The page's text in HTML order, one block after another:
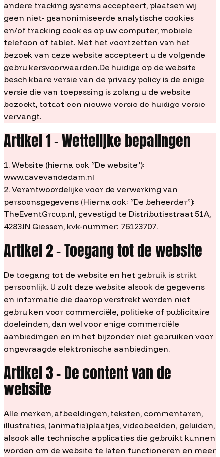
andere tracking systems accepteert, plaatsen wij
geen niet- geanonimiseerde analytische cookies
en/of tracking cookies op uw computer, mobiele
telefoon of tablet. Met het voortzetten van het
bezoek van deze website accepteert u de volgende
gebruikersvoorwaarden.De huidige op de website
beschikbare versie van de privacy policy is de enige
versie die van toepassing is zolang u de website
bezoekt, totdat een nieuwe versie de huidige versie
vervangt.
Artikel 1 – Wettelijke bepalingen
1. Website (hierna ook “De website”):
www.davevandedam.nl
2. Verantwoordelijke voor de verwerking van
persoonsgegevens (Hierna ook: “De beheerder”):
TheEventGroup.nl, gevestigd te Distributiestraat 51A,
4283JN Giessen, kvk-nummer: 76123707.
Artikel 2 – Toegang tot de website
De toegang tot de website en het gebruik is strikt
persoonlijk. U zult deze website alsook de gegevens
en informatie die daarop verstrekt worden niet
gebruiken voor commerciële, politieke of publicitaire
doeleinden, dan wel voor enige commerciële
aanbiedingen en in het bijzonder niet gebruiken voor
ongevraagde elektronische aanbiedingen.
Artikel 3 – De content van de
website
Alle merken, afbeeldingen, teksten, commentaren,
illustraties, (animatie)plaatjes, videobeelden, geluiden,
alsook alle technische applicaties die gebruikt kunnen
worden om de website te laten functioneren en meer